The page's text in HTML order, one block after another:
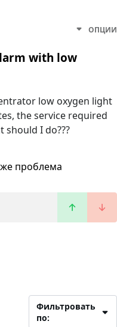
ОПЦИИ
with low
low oxygen light
the service required
should I do???
проблема
Фильтровать
по: